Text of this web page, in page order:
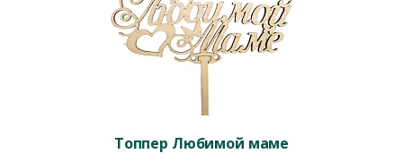
Топпер Любимой маме